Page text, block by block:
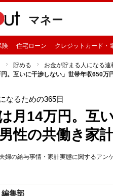
マネー
険 住宅ローン クレジットカード・
貯める お金が貯まる人になる連
円。互いに干渉しない」世帯年収650万
なるための365日
月14万円。互
性の共働き家計
婦の給与事情・家計実態に関するア
集部